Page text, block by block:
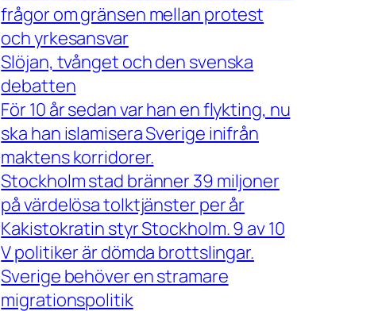
frågor om gränsen mellan protest
och yrkesansvar
Slöjan, tvånget och den svenska
debatten
För 10 år sedan var han en flykting, nu
ska han islamisera Sverige inifrån
maktens korridorer.
Stockholm stad bränner 39 miljoner
på värdelösa tolktjänster per år
Kakistokratin styr Stockholm. 9 av 10
V politiker är dömda brottslingar.
Sverige behöver en stramare
migrationspolitik